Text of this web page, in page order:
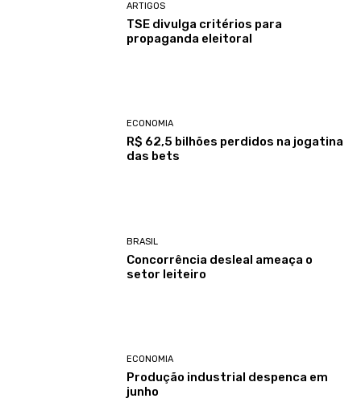
ARTIGOS
TSE divulga critérios para
propaganda eleitoral
ECONOMIA
R$ 62,5 bilhões perdidos na jogatina
das bets
BRASIL
Concorrência desleal ameaça o
setor leiteiro
ECONOMIA
Produção industrial despenca em
junho